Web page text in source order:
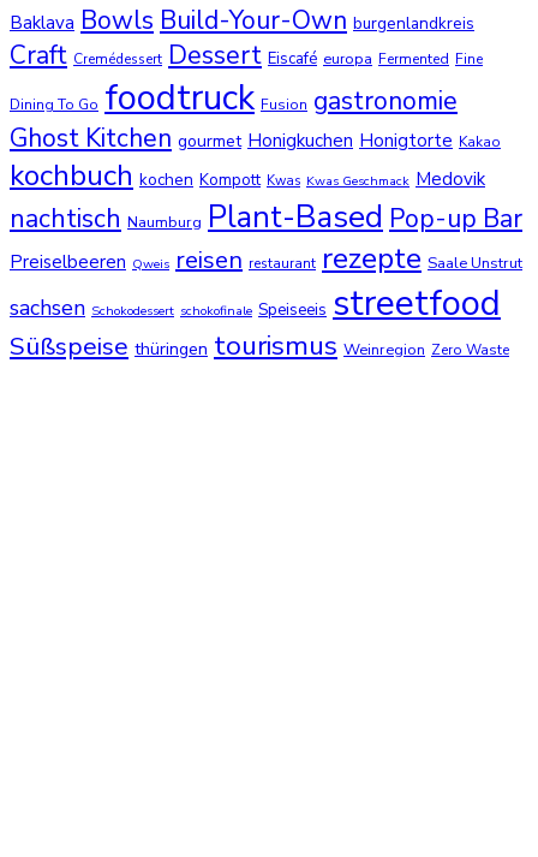
Baklava Bowls Build-Your-Own burgenlandkreis
Craft Cremédessert Dessert Eiscafé europa Fermented Fine
Dining To Go foodtruck Fusion gastronomie
Ghost Kitchen gourmet Honigkuchen Honigtorte Kakao
kochbuch kochen Kompott Kwas Kwas Geschmack Medovik
nachtisch Naumburg Plant-Based Pop-up Bar
Preiselbeeren Qweis reisen restaurant rezepte Saale Unstrut
sachsen Schokodessert schokofinale Speiseeis streetfood
Süßspeise thüringen tourismus Weinregion Zero Waste